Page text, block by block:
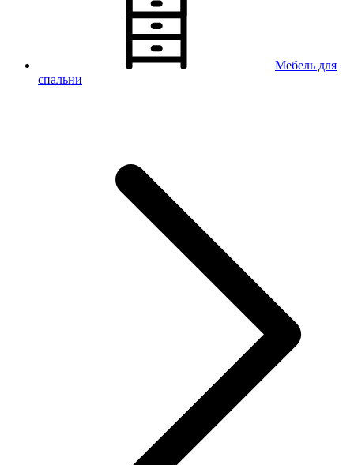
Мебель для
спальни